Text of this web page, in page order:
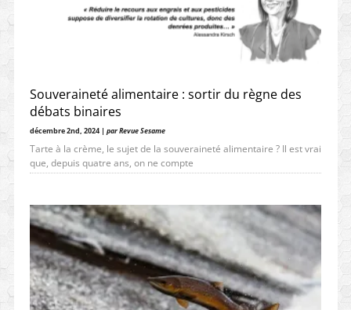
Souveraineté alimentaire : sortir du règne des
débats binaires
décembre 2nd, 2024 | par Revue Sesame
Tarte à la crème, le sujet de la souveraineté alimentaire ? Il est vrai
que, depuis quatre ans, on ne compte